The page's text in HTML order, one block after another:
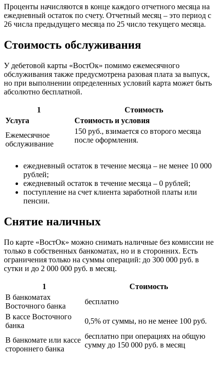
Проценты начисляются в конце каждого отчетного месяца на
ежедневный остаток по счету. Отчетный месяц – это период с
26 числа предыдущего месяца по 25 число текущего месяца.
Стоимость обслуживания
У дебетовой карты «ВостОк» помимо ежемесячного
обслуживания также предусмотрена разовая плата за выпуск,
но при выполнении определенных условий карта может быть
абсолютно бесплатной.
1
Стоимость
Услуга
Стоимость и условия
Ежемесячное
обслуживание
150 руб., взимается со второго месяца
после оформления.
ежедневный остаток в течение месяца – не менее 10 000
рублей;
ежедневный остаток в течение месяца – 0 рублей;
поступление на счет клиента заработной платы или
пенсии.
Снятие наличных
По карте «ВостОк» можно снимать наличные без комиссии не
только в собственных банкоматах, но и в сторонних. Есть
ограничения только на суммы операций: до 300 000 руб. в
сутки и до 2 000 000 руб. в месяц.
1
Стоимость
В банкоматах
Восточного банка
бесплатно
В кассе Восточного
банка
0,5% от суммы, но не менее 100 руб.
В банкомате или кассе
стороннего банка
бесплатно при операциях на общую
сумму до 150 000 руб. в месяц